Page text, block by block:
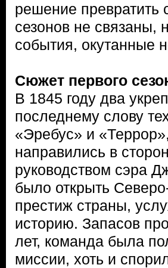
решение
сезонов не
события, окутанные
Сюжет первого
В 1845 году два
последнему слову
«Эребус» и
направились в
руководством сэра
было открыть
престиж страны,
историю. Запасов
лет, команда была
миссии, хоть и